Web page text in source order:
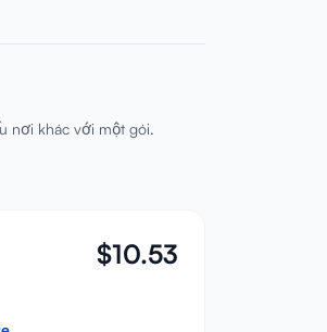
nơi khác với một gói.
$10.53